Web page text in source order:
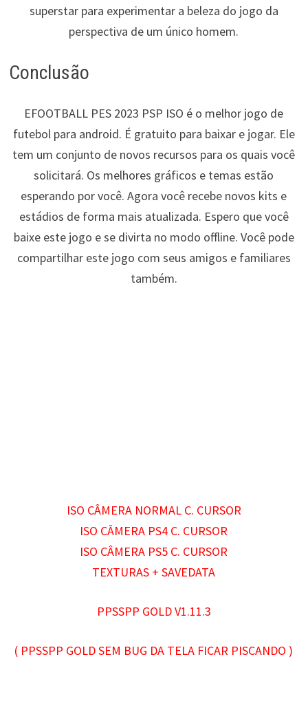
superstar para experimentar a beleza do jogo da
perspectiva de um único homem.
Conclusão
EFOOTBALL PES 2023 PSP ISO é o melhor jogo de
futebol para android. É gratuito para baixar e jogar. Ele
tem um conjunto de novos recursos para os quais você
solicitará. Os melhores gráficos e temas estão
esperando por você. Agora você recebe novos kits e
estádios de forma mais atualizada. Espero que você
baixe este jogo e se divirta no modo offline. Você pode
compartilhar este jogo com seus amigos e familiares
também.
ISO CÂMERA NORMAL C. CURSOR
ISO CÂMERA PS4 C. CURSOR
ISO CÂMERA PS5 C. CURSOR
TEXTURAS + SAVEDATA
PPSSPP GOLD V1.11.3
( PPSSPP GOLD SEM BUG DA TELA FICAR PISCANDO )